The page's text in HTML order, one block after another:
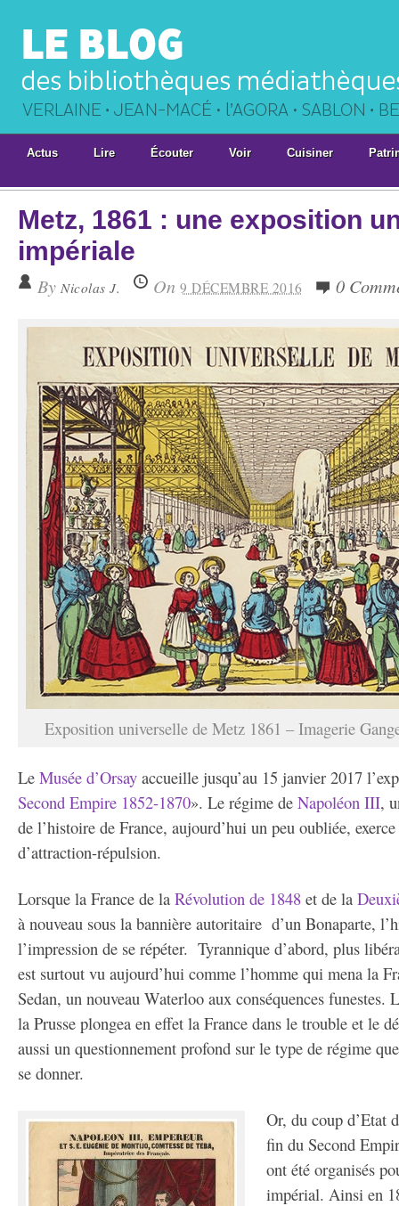
Actus Lire Écouter Voir Cuisiner
Metz, 1861 : une exposition
impériale
By Nicolas J. On 9 DÉCEMBRE 2016 0
Exposition universelle de Metz 1861 – Imagerie
Le Musée d’Orsay accueille jusqu’au 15 janvier 2017
Second Empire 1852-1870». Le régime de Napoléon III,
de l’histoire de France, aujourd’hui un peu oubliée,
d’attraction-répulsion.
Lorsque la France de la Révolution de 1848 et de la
à nouveau sous la bannière autoritaire d’un Bonaparte,
l’impression de se répéter. Tyrannique d’abord, plus
est surtout vu aujourd’hui comme l’homme qui mena la
Sedan, un nouveau Waterloo aux conséquences funestes.
la Prusse plongea en effet la France dans le trouble et le
aussi un questionnement profond sur le type de régime
se donner.
Or, du coup d’Etat
fin du Second
ont été organisés
impérial. Ainsi en